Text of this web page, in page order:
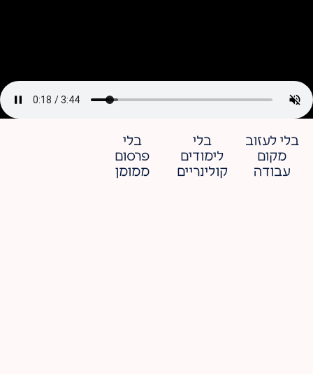
בלי לעזוב
מקום
עבודה
בלי
לימודים
קולינריים
בלי
פרסום
ממומן